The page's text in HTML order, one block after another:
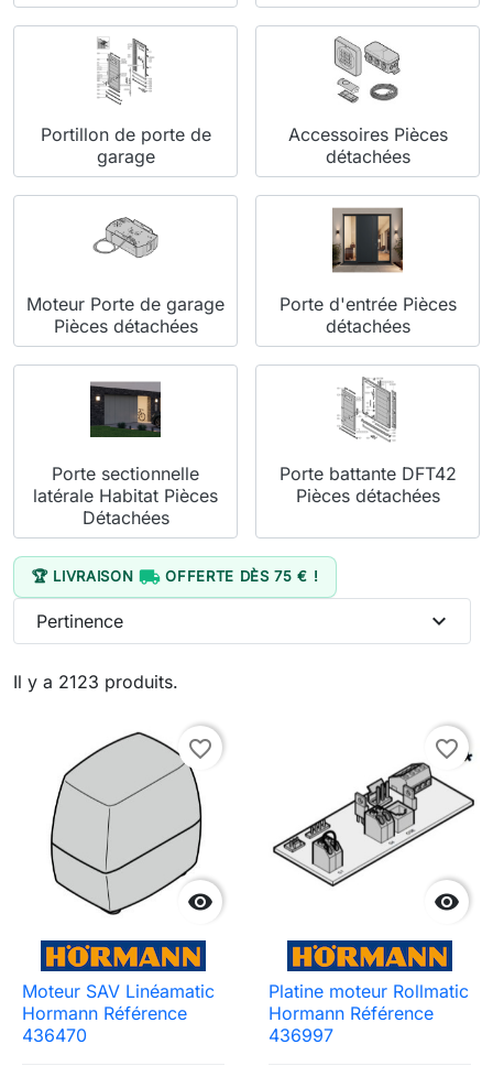
Portillon de porte de
garage
Accessoires Pièces
détachées
Moteur Porte de garage
Pièces détachées
Porte d'entrée Pièces
détachées
Porte sectionnelle
latérale Habitat Pièces
Détachées
Porte battante DFT42
Pièces détachées
🏆 LIVRAISON OFFERTE DÈS 75 € !
Il y a 2123 produits.
Pertinence expand_more

favorite_border
Moteur SAV Linéamatic
Hormann Référence
436470

favorite_border
Platine moteur Rollmatic
Hormann Référence
436997